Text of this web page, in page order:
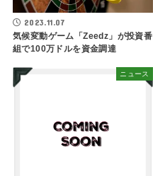
2023.11.07
気候変動ゲーム「Zeedz」が投資番
組で100万ドルを資金調達
ニュース